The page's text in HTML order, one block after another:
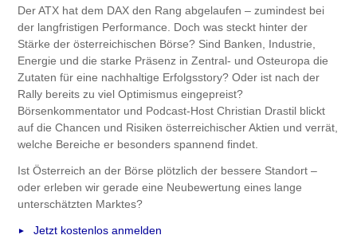
Der ATX hat dem DAX den Rang abgelaufen – zumindest bei
der langfristigen Performance. Doch was steckt hinter der
Stärke der österreichischen Börse? Sind Banken, Industrie,
Energie und die starke Präsenz in Zentral- und Osteuropa die
Zutaten für eine nachhaltige Erfolgsstory? Oder ist nach der
Rally bereits zu viel Optimismus eingepreist?
Börsenkommentator und Podcast-Host Christian Drastil blickt
auf die Chancen und Risiken österreichischer Aktien und verrät,
welche Bereiche er besonders spannend findet.
Ist Österreich an der Börse plötzlich der bessere Standort –
oder erleben wir gerade eine Neubewertung eines lange
unterschätzten Marktes?
Jetzt kostenlos anmelden